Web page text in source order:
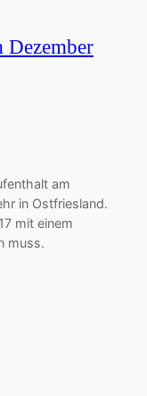
Dezember
am
in Ostfriesland.
mit einem
muss.